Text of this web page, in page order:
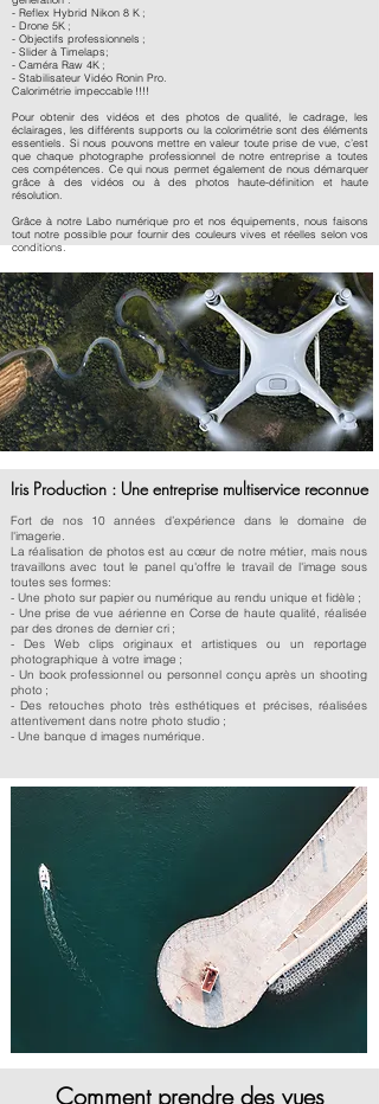
- Reflex Hybrid Nikon 8 K ;
- Drone 5K ;
- Objectifs professionnels ;
- Slider à Timelaps;
- Caméra Raw 4K ;
- Stabilisateur Vidéo Ronin Pro.
Calorimétrie impeccable !!!!
Pour obtenir des vidéos et des photos de qualité, le cadrage, les
éclairages, les différents supports ou la colorimétrie sont des éléments
essentiels. Si nous pouvons mettre en valeur toute prise de vue, c’est
que chaque photographe professionnel de notre entreprise a toutes
ces compétences. Ce qui nous permet également de nous démarquer
grâce à des vidéos ou à des photos haute-définition et haute
résolution.
Grâce à notre Labo numérique pro et nos équipements, nous faisons
tout notre possible pour fournir des couleurs vives et réelles selon vos
conditions.
Iris Production : Une entreprise multiservice reconnue
Fort de nos 10 années d’expérience dans le domaine de
l'imagerie.
La réalisation de photos est au cœur de notre métier, mais nous
travaillons avec tout le panel qu'offre le travail de l'image sous
toutes ses formes:
- Une photo sur papier ou numérique au rendu unique et fidèle ;
- Une prise de vue aérienne en Corse de haute qualité, réalisée
par des drones de dernier cri ;
- Des Web clips originaux et artistiques ou un reportage
photographique à votre image ;
- Un book professionnel ou personnel conçu après un shooting
photo ;
- Des retouches photo très esthétiques et précises, réalisées
attentivement dans notre photo studio ;
- Une banque d images numérique.
Comment prendre des vues